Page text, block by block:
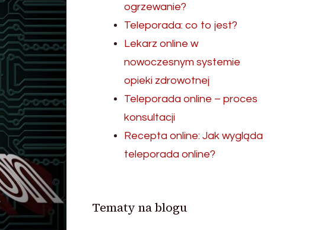
ogrzewanie?
Teleporada: co to jest?
Lekarz online w
nowoczesnym systemie
opieki zdrowotnej
Teleporada online – proces
konsultacji
Recepta online: Jak wygląda
teleporada online?
Tematy na blogu